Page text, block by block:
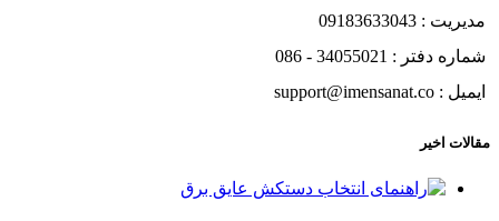
مدیریت : 09183633043
شماره دفتر : 34055021 - 086
ایمیل : support@imensanat.co
مقالات اخیر